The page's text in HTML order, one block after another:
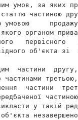
умов, за яких
частиною
умовою
органом
первісного
об'єкта зі
частини
частинами
частини
у такій